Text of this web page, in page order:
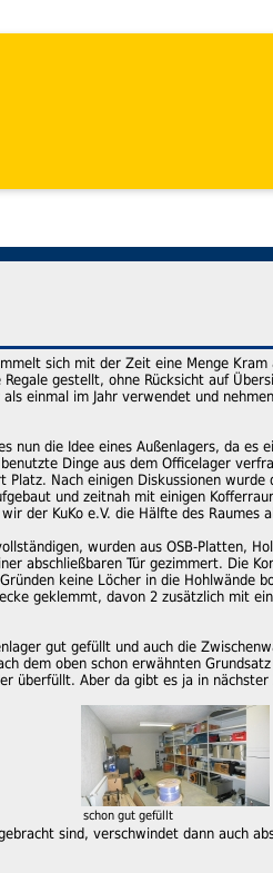
sich mit der Zeit eine Menge
gestellt, ohne Rücksicht auf
einmal im Jahr verwendet und
nun die Idee eines Außenlagers, da
Dinge aus dem Officelager
Platz. Nach einigen Diskussionen
und zeitnah mit einigen
der KuKo e.V. die Hälfte des Raumes
wurden aus OSB-Platten,
abschließbaren Tür gezimmert. Die
keine Löcher in die Hohlwände
geklemmt, davon 2 zusätzlich mit
gut gefüllt und auch die
dem oben schon erwähnten
überfüllt. Aber da gibt es ja in
schon gut gefüllt
sind, verschwindet dann auch